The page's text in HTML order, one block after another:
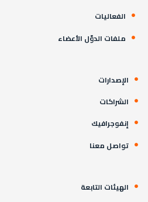
الفعاليات
ملفات الدوّل الأعضاء
الإصدارات
الشراكات
إنفوجرافيك
تواصل معنا
الهيئات التابعة